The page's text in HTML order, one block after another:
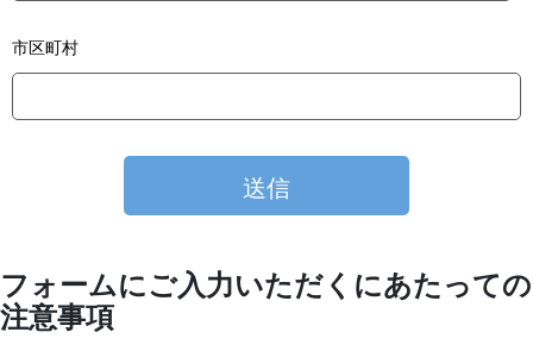
市区町村
フォームにご入力いただくにあたっての
注意事項